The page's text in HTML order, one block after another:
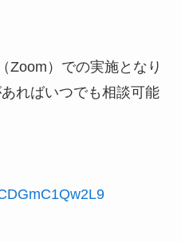
Zoom）での実施となり
ればいつでも相談可能